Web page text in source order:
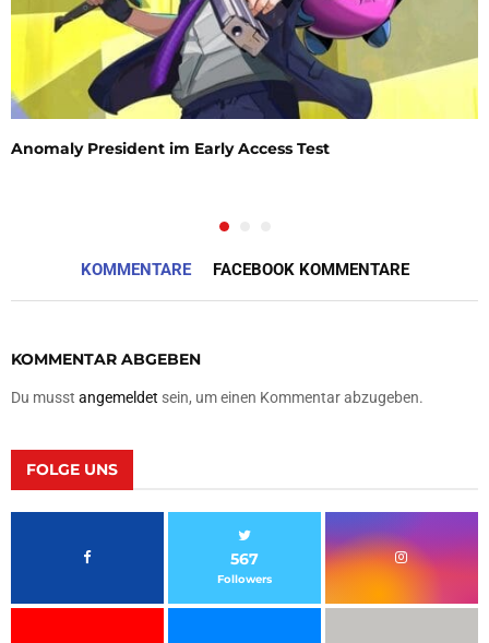
Anomaly President im Early Access Test
KOMMENTARE FACEBOOK KOMMENTARE
KOMMENTAR ABGEBEN
Du musst angemeldet sein, um einen Kommentar abzugeben.
FOLGE UNS
567
Followers